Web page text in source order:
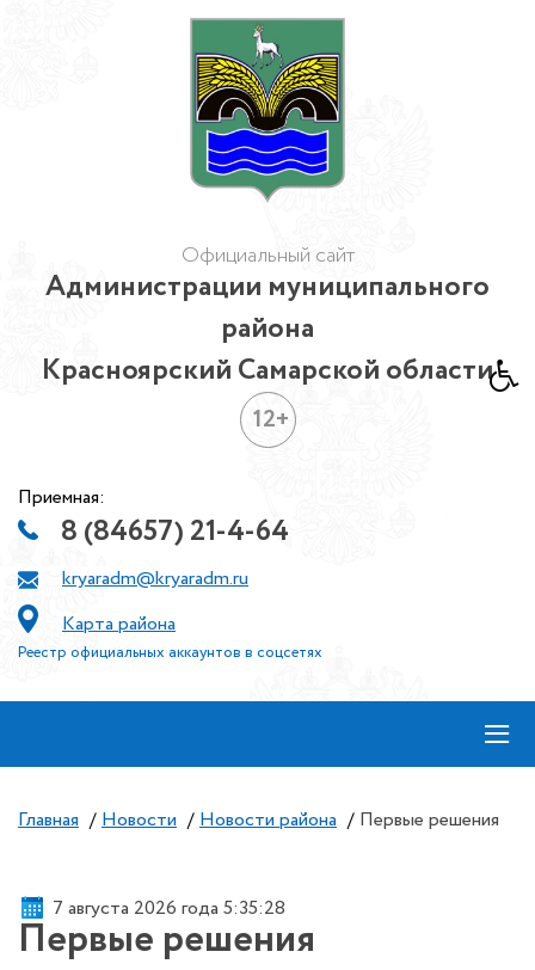
Официальный сайт
Администрации муниципального
района
Красноярский Самарской области
12+
Приемная:
8 (84657) 21-4-64
kryaradm@kryaradm.ru
Карта района
Реестр официальных аккаунтов в соцсетях
≡
Главная / Новости / Новости района / Первые решения
7 августа 2026 года 5:35:28
Первые решения